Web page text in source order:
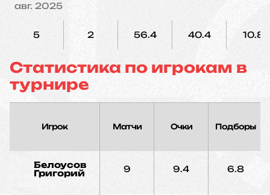
авг. 2025
5 2 56.4 40.4 10.8
Статистика по игрокам в
турнире
Игрок Матчи Очки Подборы
Белоусов
Григорий
9 9.4 6.8